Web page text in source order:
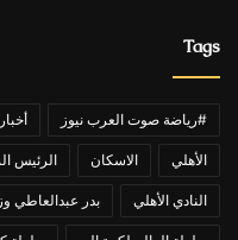
Tags
#رياضة صوت العرب نيوز
الأهلي الاسكان الرئيس
النادي الأهلي بدر عبدالعاطي